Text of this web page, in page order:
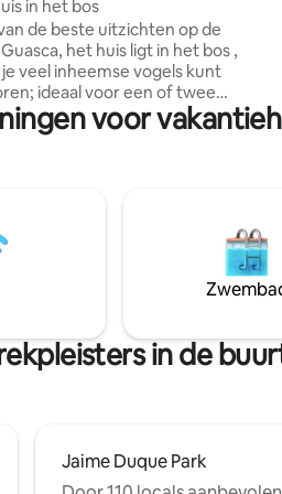
in het bos
de beste uitzichten op de
ligt in het bos ,
veel inheemse vogels kunt
of twee
het huis heeft een kamer met
waarmee je de
en een van de beste
hebben die je ooit hebt
opladen met de natuur.
voor
in de
Jaime Duque Park